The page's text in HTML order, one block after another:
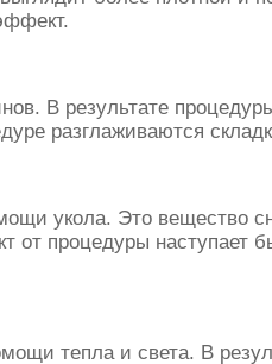
В результате
разглаживаются
укола. Это вещество
от процедуры наступает
тепла и света. В